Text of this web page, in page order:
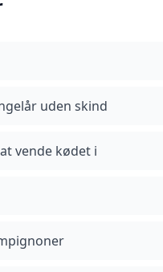
uden skind
vende kødet i